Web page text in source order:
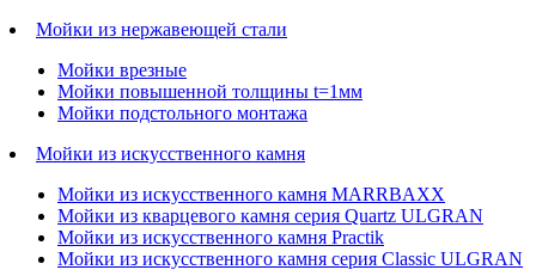
Мойки из нержавеющей стали
Мойки врезные
Мойки повышенной толщины t=1мм
Мойки подстольного монтажа
Мойки из искусственного камня
Мойки из искусственного камня MARRBAXX
Мойки из кварцевого камня серия Quartz ULGRAN
Мойки из искусственного камня Practik
Мойки из искусственного камня серия Classic ULGRAN